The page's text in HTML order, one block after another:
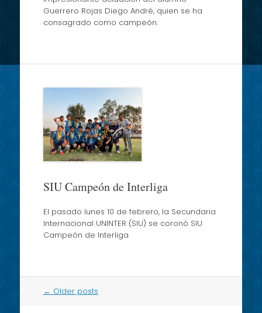
Guerrero Rojas Diego André, quien se ha
consagrado como campeón.
SIU Campeón de Interliga
El pasado lunes 10 de febrero, la Secundaria
Internacional UNINTER (SIU) se coronó SIU
Campeón de Interliga
Post
← Older posts